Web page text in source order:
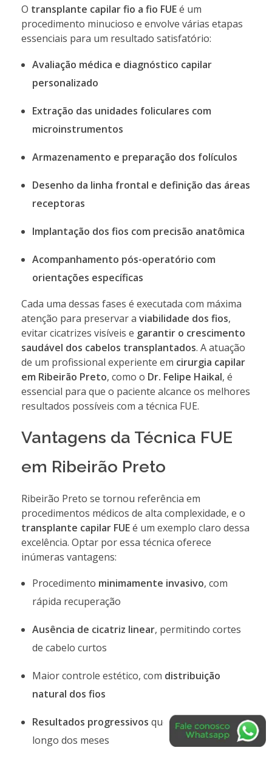
O transplante capilar fio a fio FUEé um
procedimento minucioso e envolve várias etapas
essenciais para um resultado satisfatório:
Avaliação médica e diagnóstico capilar
personalizado
Extração das unidades foliculares com
microinstrumentos
Armazenamento e preparação dos folículos
Desenho da linha frontal e definição das áreas
receptoras
Implantação dos fios com precisão anatômica
Acompanhamento pós-operatório com
orientações específicas
Cada uma dessas fases é executada com máxima
atenção para preservar a viabilidade dos fios,
evitar cicatrizes visíveis e garantir o crescimento
saudável dos cabelos transplantados. A atuação
de um profissional experiente em cirurgia capilar
em Ribeirão Preto, como o Dr. Felipe Haikal, é
essencial para que o paciente alcance os melhores
resultados possíveis com a técnica FUE.
Vantagens da Técnica FUE
em Ribeirão Preto
Ribeirão Preto se tornou referência em
procedimentos médicos de alta complexidade, e o
transplante capilar FUEé um exemplo claro dessa
excelência. Optar por essa técnica oferece
inúmeras vantagens:
Procedimento minimamente invasivo, com
rápida recuperação
Ausência de cicatriz linear, permitindo cortes
de cabelo curtos
Maior controle estético, com distribuição
natural dos fios
Resultados progressivos que evoluem ao
longo dos meses